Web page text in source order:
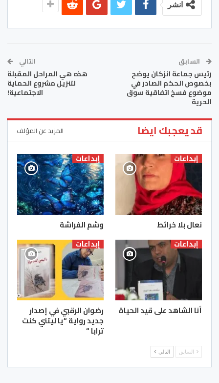
انشر
السابق
رئيس جماعة انزكان يوضح
بخصوص الحكم الصادر في
موضوع فسخ اتفاقية سوق
الحرية
التالي
هذه هي المراحل المقبلة
لتنزيل مشروع الحماية
الاجتماعية!
قد يعجبك ايضا المزيد عن المؤلف
إبداعات
نعال بلا خرائط
إبداعات
وشم الفراشة
إبداعات
أنا الشاهد على قيد الحياة
إبداعات
رضوان الرقبي في إصدار
جديد رواية “يا ليتني كنت
ترابا “
السابق التالي